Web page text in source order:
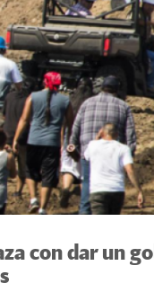
con dar un